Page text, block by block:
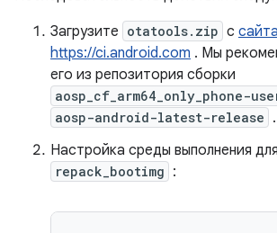
Загрузите otatools.zip с сайта
https://ci.android.com . Мы
его из репозитория сборки
aosp_cf_arm64_only_phone-
aosp-android-latest-release .
Настройка среды выполнения для
repack_bootimg :